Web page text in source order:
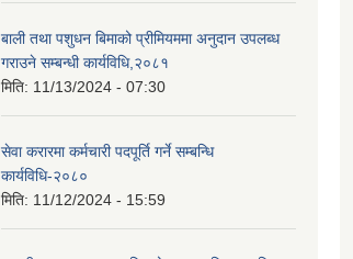
बाली तथा पशुधन बिमाको प्रीमियममा अनुदान उपलब्ध
गराउने सम्बन्धी कार्यविधि,२०८१
मिति: 11/13/2024 - 07:30
सेवा करारमा कर्मचारी पदपूर्ति गर्ने सम्बन्धि
कार्यविधि-२०८०
मिति: 11/12/2024 - 15:59